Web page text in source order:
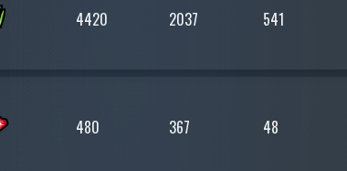
4420 2037 541
480 367 48